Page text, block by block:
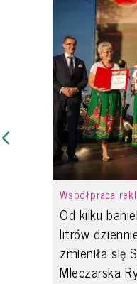
Współpraca
Od kilku
litrów
zmieniła się
Mleczarska